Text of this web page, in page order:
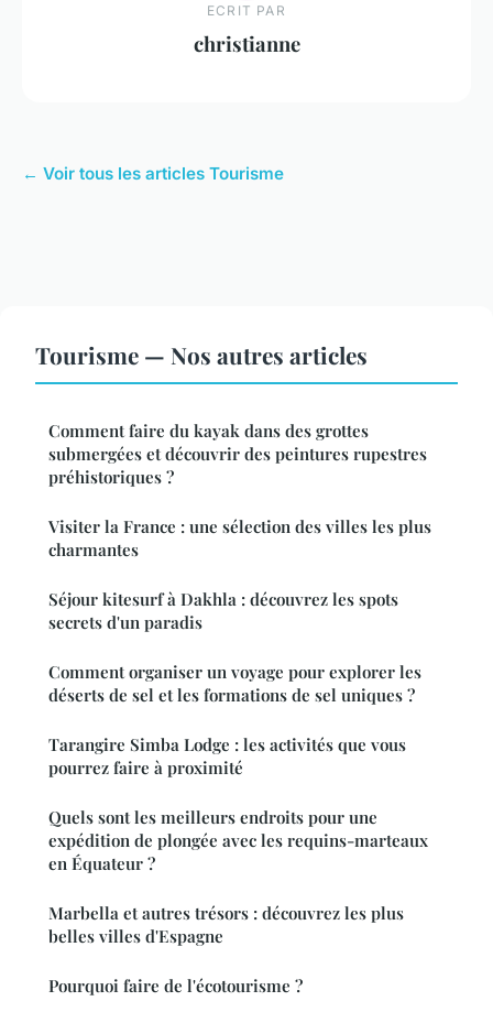
ECRIT PAR
christianne
← Voir tous les articles Tourisme
Tourisme — Nos autres articles
Comment faire du kayak dans des grottes
submergées et découvrir des peintures rupestres
préhistoriques ?
Visiter la France : une sélection des villes les plus
charmantes
Séjour kitesurf à Dakhla : découvrez les spots
secrets d'un paradis
Comment organiser un voyage pour explorer les
déserts de sel et les formations de sel uniques ?
Tarangire Simba Lodge : les activités que vous
pourrez faire à proximité
Quels sont les meilleurs endroits pour une
expédition de plongée avec les requins-marteaux
en Équateur ?
Marbella et autres trésors : découvrez les plus
belles villes d'Espagne
Pourquoi faire de l'écotourisme ?